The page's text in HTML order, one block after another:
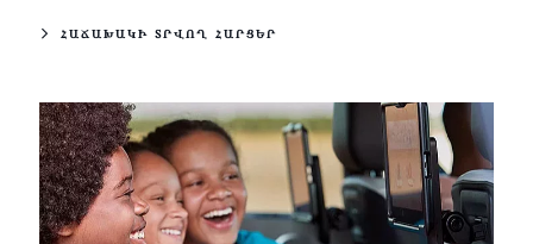
ՀԱՃԱԽԱԿԻ ՏՐՎՈՂ ՀԱՐՑԵՐ